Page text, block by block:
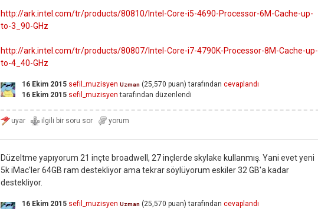
http://ark.intel.com/tr/products/80810/Intel-Core-i5-4690-Processor-6M-Cache-up-
to-3_90-GHz
http://ark.intel.com/tr/products/80807/Intel-Core-i7-4790K-Processor-8M-Cache-up-
to-4_40-GHz
16 Ekim 2015 sefil_muzisyen Uzman (25,570 puan) tarafından cevaplandı
16 Ekim 2015 sefil_muzisyen tarafından düzenlendi
Düzeltme yapıyorum 21 inçte broadwell, 27 inçlerde skylake kullanmış. Yani evet yeni
5k iMac'ler 64GB ram destekliyor ama tekrar söylüyorum eskiler 32 GB'a kadar
destekliyor.
16 Ekim 2015 sefil_muzisyen Uzman (25,570 puan) tarafından cevaplandı